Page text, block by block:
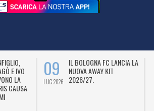
E IVO
LA
CAUSA
09
LUG 2026
IL BOLOGNA FC LANCIA LA
NUOVA AWAY KIT
2026/27.